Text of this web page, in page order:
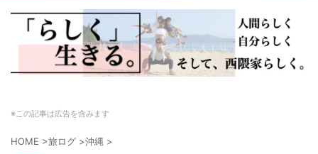
※この記事は広告を含みます
HOME >旅ログ >沖縄 >